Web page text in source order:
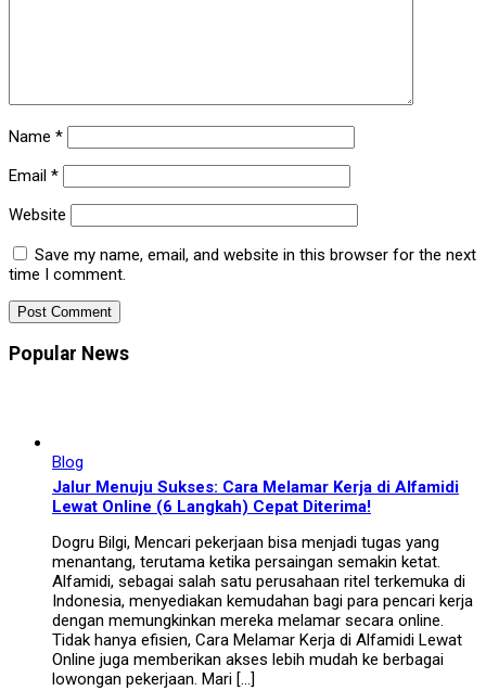
Name *
Email *
Website
Save my name, email, and website in this browser for the next
time I comment.
Popular News
Blog
Jalur Menuju Sukses: Cara Melamar Kerja di Alfamidi
Lewat Online (6 Langkah) Cepat Diterima!
Dogru Bilgi, Mencari pekerjaan bisa menjadi tugas yang
menantang, terutama ketika persaingan semakin ketat.
Alfamidi, sebagai salah satu perusahaan ritel terkemuka di
Indonesia, menyediakan kemudahan bagi para pencari kerja
dengan memungkinkan mereka melamar secara online.
Tidak hanya efisien, Cara Melamar Kerja di Alfamidi Lewat
Online juga memberikan akses lebih mudah ke berbagai
lowongan pekerjaan. Mari […]